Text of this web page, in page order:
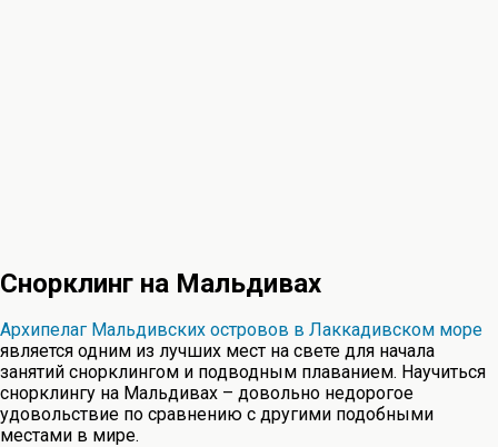
Снорклинг на Мальдивах
Архипелаг Мальдивских островов в Лаккадивском море
является одним из лучших мест на свете для начала
занятий снорклингом и подводным плаванием. Научиться
снорклингу на Мальдивах – довольно недорогое
удовольствие по сравнению с другими подобными
местами в мире.